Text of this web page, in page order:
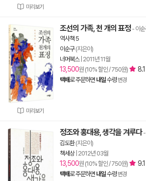
미리보기
미리보기
조선의 가족, 천 개의 표정- 이순
역사책 5
이순구(지은이)
너머북스| 2011년 11월
13,500원 (10% 할인 / 750원) 8.1
택배로 주문하면 내일수령 변경
정조와 홍대용, 생각을 겨루다-
김도환(지은이)
책세상| 2012년 03월
13,500원 (10% 할인 / 750원) 9.1
택배로 주문하면 내일수령 변경